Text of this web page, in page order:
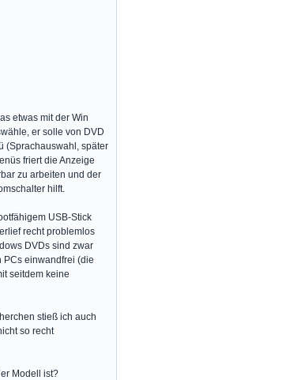
etwas mit der Win
er solle von DVD
(Sprachauswahl, später
friert die Anzeige
zu arbeiten und der
hilft.
USB-Stick
recht problemlos
DVDs sind zwar
PCs einwandfrei (die
seitdem keine
stieß ich auch
so recht
Modell ist?